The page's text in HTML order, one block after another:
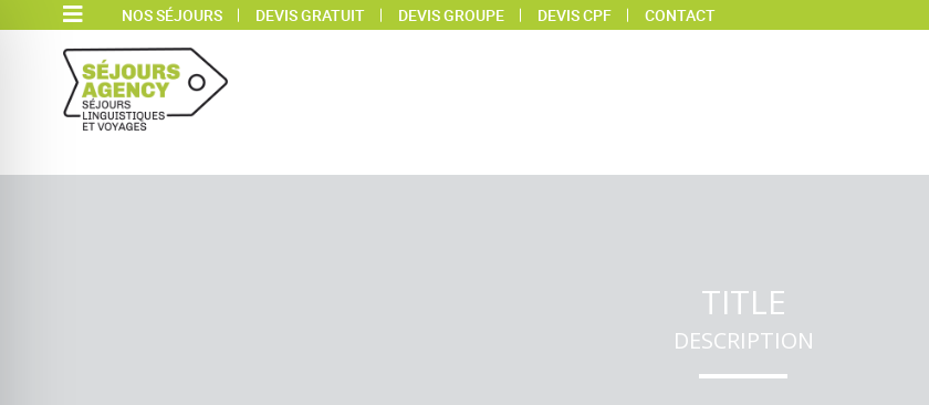
NOS SÉJOURS DEVIS GRATUIT DEVIS GROUPE DEVIS CPF CONTACT
TITLE
DESCRIPTION